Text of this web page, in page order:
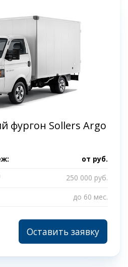
фургон Sollers Argo
от руб.
250 000 руб.
до 60 мес.
Оставить заявку